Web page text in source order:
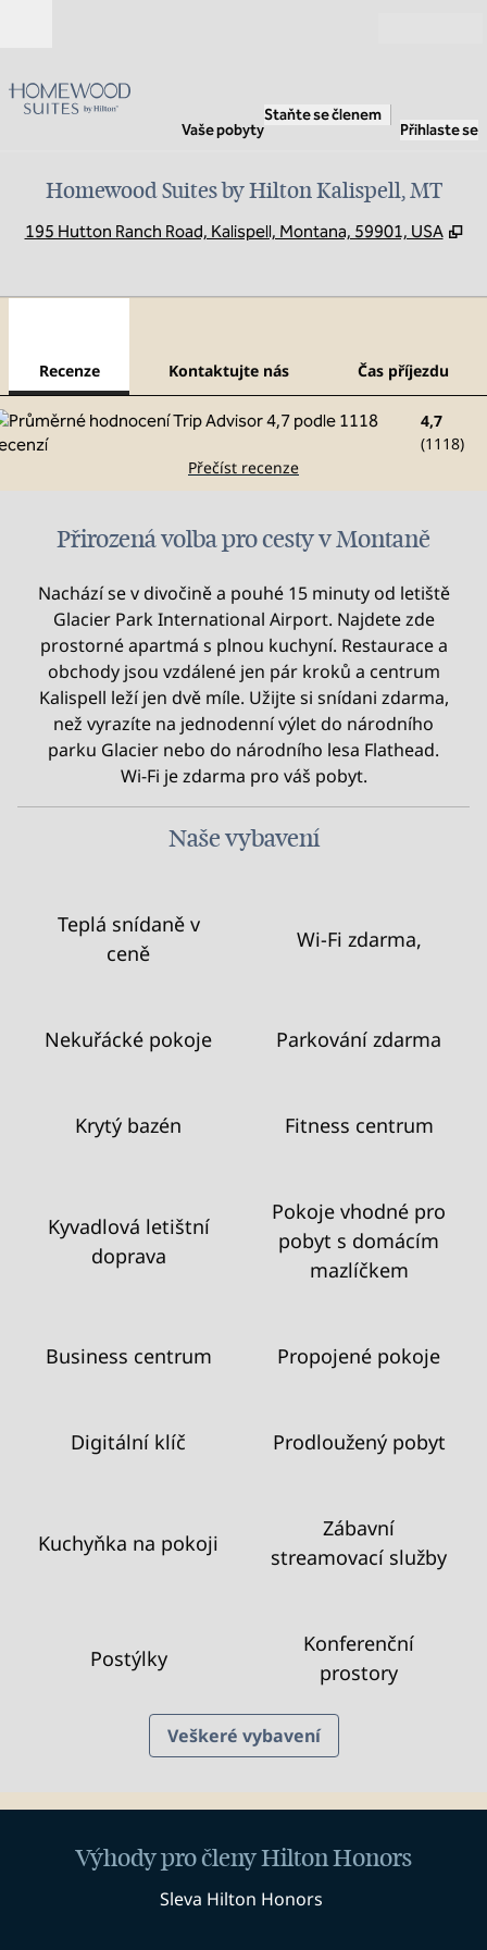
Vaše pobyty
Staňte se členem
Přihlaste se
Homewood Suites by Hilton Kalispell, MT
195 Hutton Ranch Road, Kalispell, Montana, 59901, USA ,
Recenze Kontaktujte nás Čas příjezdu
4,7
(1118)
Přečíst recenze
Přirozená volba pro cesty v Montaně
Nachází se v divočině a pouhé 15 minuty od letiště
Glacier Park International Airport. Najdete zde
prostorné apartmá s plnou kuchyní. Restaurace a
obchody jsou vzdálené jen pár kroků a centrum
Kalispell leží jen dvě míle. Užijte si snídani zdarma,
než vyrazíte na jednodenní výlet do národního
parku Glacier nebo do národního lesa Flathead.
Wi-Fi je zdarma pro váš pobyt.
Naše vybavení
Teplá snídaně v
ceně
Wi-Fi zdarma,
Nekuřácké pokoje Parkování zdarma
Krytý bazén Fitness centrum
Kyvadlová letištní
doprava
Pokoje vhodné pro
pobyt s domácím
mazlíčkem
Business centrum Propojené pokoje
Digitální klíč Prodloužený pobyt
Kuchyňka na pokoji
Zábavní
streamovací služby
Postýlky
Konferenční
prostory
Veškeré vybavení
Výhody pro členy Hilton Honors
Sleva Hilton Honors